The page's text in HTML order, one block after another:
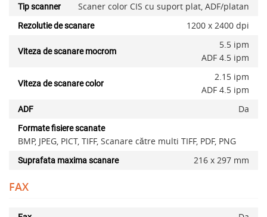
Tip scanner Scaner color CIS cu suport plat, ADF/platan
Rezolutie de scanare 1200 x 2400 dpi
Viteza de scanare mocrom
5.5 ipm
ADF 4.5 ipm
Viteza de scanare color
2.15 ipm
ADF 4.5 ipm
ADF Da
Formate fisiere scanate
BMP, JPEG, PICT, TIFF, Scanare către multi TIFF, PDF, PNG
Suprafata maxima scanare 216 x 297 mm
FAX